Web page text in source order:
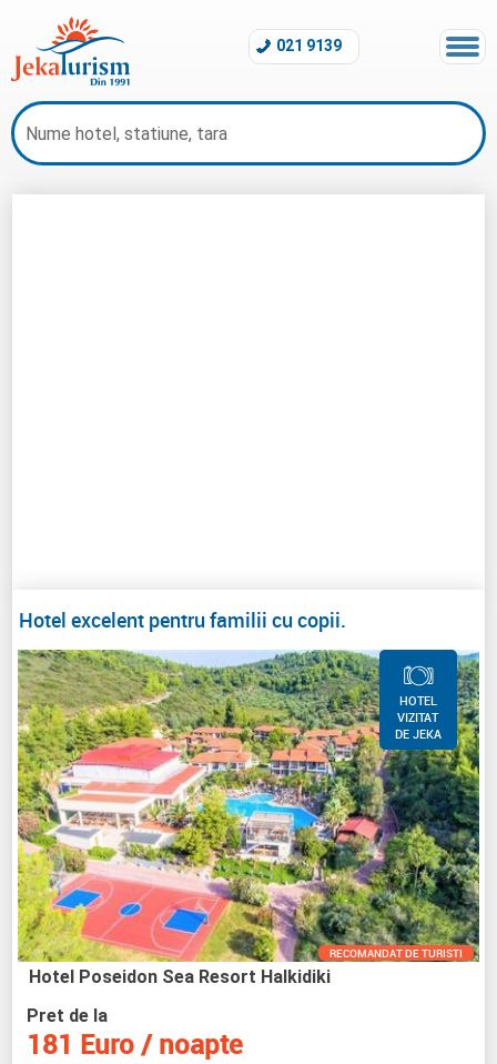
021 9139
Hotel excelent pentru familii cu copii.
HOTEL
VIZITAT
DE JEKA
RECOMANDAT DE TURISTI
Hotel Poseidon Sea Resort Halkidiki
Pret de la
181 Euro / noapte